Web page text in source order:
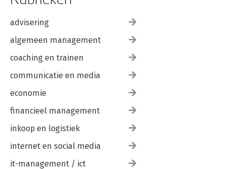
advisering
algemeen management
coaching en trainen
communicatie en media
economie
financieel management
inkoop en logistiek
internet en social media
it-management / ict